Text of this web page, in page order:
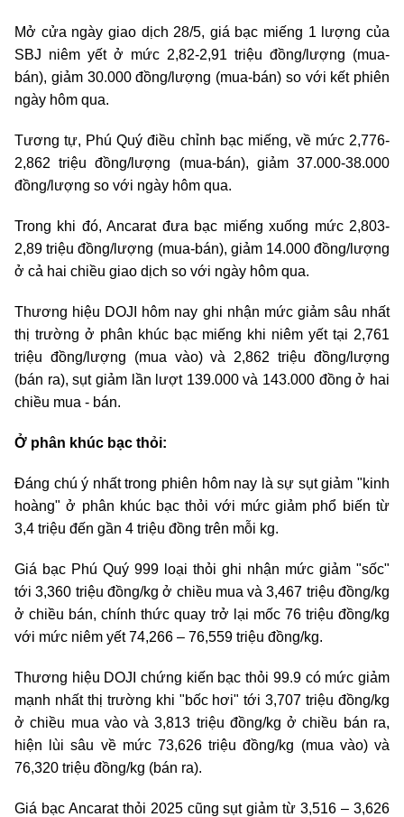
Mở cửa ngày giao dịch 28/5, giá bạc miếng 1 lượng của
SBJ niêm yết ở mức 2,82-2,91 triệu đồng/lượng (mua-
bán), giảm 30.000 đồng/lượng (mua-bán) so với kết phiên
ngày hôm qua.
Tương tự, Phú Quý điều chỉnh bạc miếng, về mức 2,776-
2,862 triệu đồng/lượng (mua-bán), giảm 37.000-38.000
đồng/lượng so với ngày hôm qua.
Trong khi đó, Ancarat đưa bạc miếng xuống mức 2,803-
2,89 triệu đồng/lượng (mua-bán), giảm 14.000 đồng/lượng
ở cả hai chiều giao dịch so với ngày hôm qua.
Thương hiệu DOJI hôm nay ghi nhận mức giảm sâu nhất
thị trường ở phân khúc bạc miếng khi niêm yết tại 2,761
triệu đồng/lượng (mua vào) và 2,862 triệu đồng/lượng
(bán ra), sụt giảm lần lượt 139.000 và 143.000 đồng ở hai
chiều mua - bán.
Ở phân khúc bạc thỏi:
Đáng chú ý nhất trong phiên hôm nay là sự sụt giảm "kinh
hoàng" ở phân khúc bạc thỏi với mức giảm phổ biến từ
3,4 triệu đến gần 4 triệu đồng trên mỗi kg.
Giá bạc Phú Quý 999 loại thỏi ghi nhận mức giảm "sốc"
tới 3,360 triệu đồng/kg ở chiều mua và 3,467 triệu đồng/kg
ở chiều bán, chính thức quay trở lại mốc 76 triệu đồng/kg
với mức niêm yết 74,266 – 76,559 triệu đồng/kg.
Thương hiệu DOJI chứng kiến bạc thỏi 99.9 có mức giảm
mạnh nhất thị trường khi "bốc hơi" tới 3,707 triệu đồng/kg
ở chiều mua vào và 3,813 triệu đồng/kg ở chiều bán ra,
hiện lùi sâu về mức 73,626 triệu đồng/kg (mua vào) và
76,320 triệu đồng/kg (bán ra).
Giá bạc Ancarat thỏi 2025 cũng sụt giảm từ 3,516 – 3,626